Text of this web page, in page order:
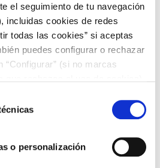
el seguimiento de tu navegación
incluidas cookies de redes
todas las cookies” si aceptas
puedes configurar o rechazar
“Configurar” (si no marcas
o personalización